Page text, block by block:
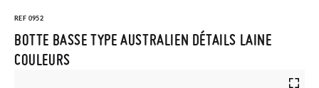
REF 0952
BOTTE BASSE TYPE AUSTRALIEN DÉTAILS LAINE
COULEURS